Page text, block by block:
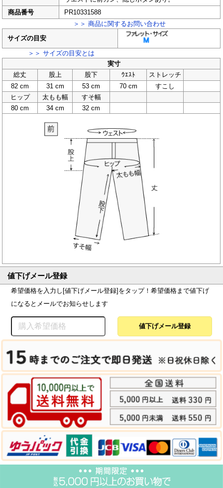
商品番号
PR10331588
＞＞ 商品に関するお問い合わせ
サイズの目安
＞＞ サイズの目安とは
実寸
総丈
股上 股下 ｳｴｽﾄ
ストレッチ
82 cm
31 cm 53 cm 70 cm
すこし
ヒップ
太もも幅
すそ幅
80 cm
34 cm 32 cm
値下げメール登録
希望価格を入力し[値下げメール登録]をタップ！希望価格まで値下げ
になるとメールでお知らせします